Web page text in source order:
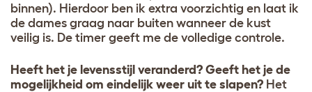
binnen). Hierdoor ben ik extra voorzichtig en laat ik
de dames graag naar buiten wanneer de kust
veilig is. De timer geeft me de volledige controle.
Heeft het je levensstijl veranderd? Geeft het je de
mogelijkheid om eindelijk weer uit te slapen? Het